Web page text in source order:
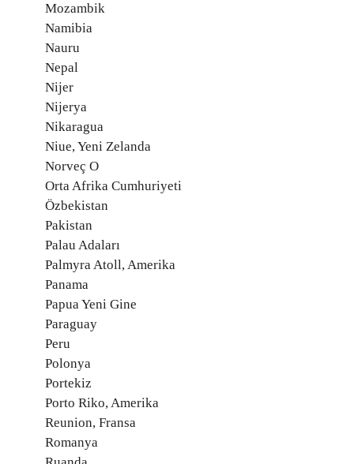
Mozambik
Namibia
Nauru
Nepal
Nijer
Nijerya
Nikaragua
Niue, Yeni Zelanda
Norveç O
Orta Afrika Cumhuriyeti
Özbekistan
Pakistan
Palau Adaları
Palmyra Atoll, Amerika
Panama
Papua Yeni Gine
Paraguay
Peru
Polonya
Portekiz
Porto Riko, Amerika
Reunion, Fransa
Romanya